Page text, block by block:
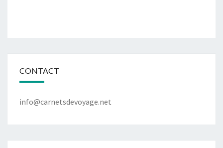
CONTACT
info@carnetsdevoyage.net